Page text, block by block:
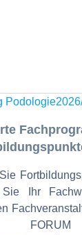
Sie Ihr